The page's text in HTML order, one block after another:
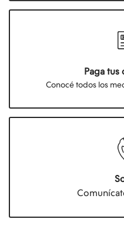
Paga tus
Conocé todos los